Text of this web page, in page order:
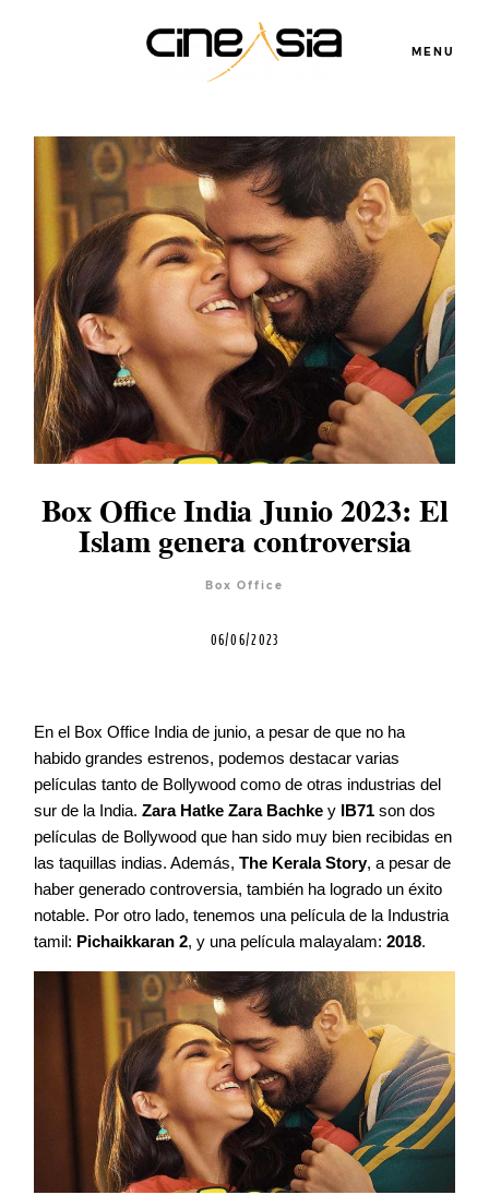
MENU
Box Office India Junio 2023: El
Islam genera controversia
Box Office
06/06/2023
En el Box Office India de junio, a pesar de que no ha
habido grandes estrenos, podemos destacar varias
películas tanto de Bollywood como de otras industrias del
sur de la India. Zara Hatke Zara Bachke y IB71 son dos
películas de Bollywood que han sido muy bien recibidas en
las taquillas indias. Además, The Kerala Story, a pesar de
haber generado controversia, también ha logrado un éxito
notable. Por otro lado, tenemos una película de la Industria
tamil: Pichaikkaran 2, y una película malayalam: 2018.
Servicios
Cursos
Equipo
©2026 COPYRIGHT FLOTHEMES